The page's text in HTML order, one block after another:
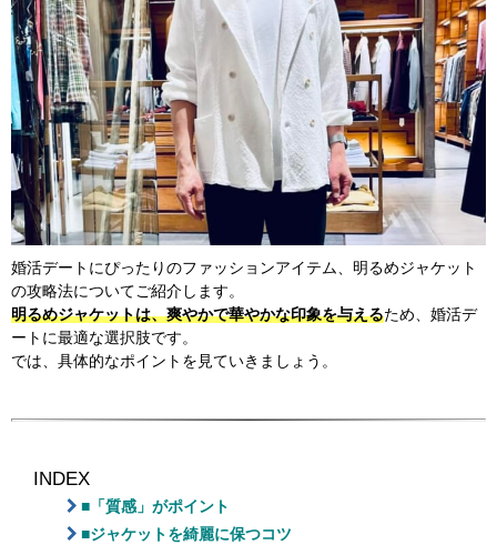
婚活デートにぴったりのファッションアイテム、明るめジャケット
の攻略法についてご紹介します。
明るめジャケットは、爽やかで華やかな印象を与えるため、婚活デ
ートに最適な選択肢です。
では、具体的なポイントを見ていきましょう。
INDEX
■「質感」がポイント
■ジャケットを綺麗に保つコツ